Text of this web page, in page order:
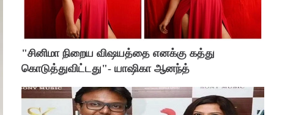
"சினிமா நிறைய விஷயத்தை எனக்கு கத்து
கொடுத்துவிட்டது"- யாஷிகா ஆனந்த்